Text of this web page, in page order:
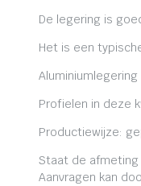
De legering is
Het is een
Profielen in deze
Productiewijze:
Staat de afmeting
Aanvragen kan